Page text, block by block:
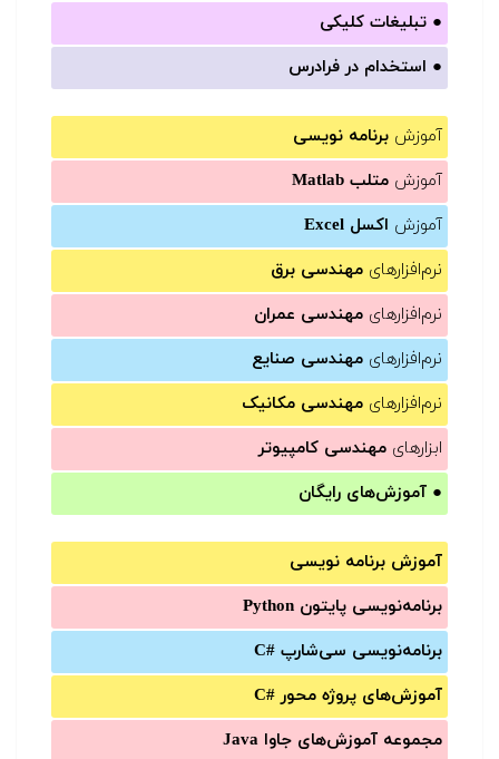
● تبلیغات کلیکی
● استخدام در فرادرس
آموزش برنامه نویسی
آموزش متلب Matlab
آموزش اکسل Excel
نرم‌افزارهای مهندسی برق
نرم‌افزارهای مهندسی عمران
نرم‌افزارهای مهندسی صنایع
نرم‌افزارهای مهندسی مکانیک
ابزارهای مهندسی کامپیوتر
● آموزش‌های رایگان
آموزش برنامه نویسی
برنامه‌نویسی پایتون Python
برنامه‌‌نویسی سی‌شارپ C#‎
آموزش‌های پروژه محور #C
مجموعه آموزش‌های جاوا Java